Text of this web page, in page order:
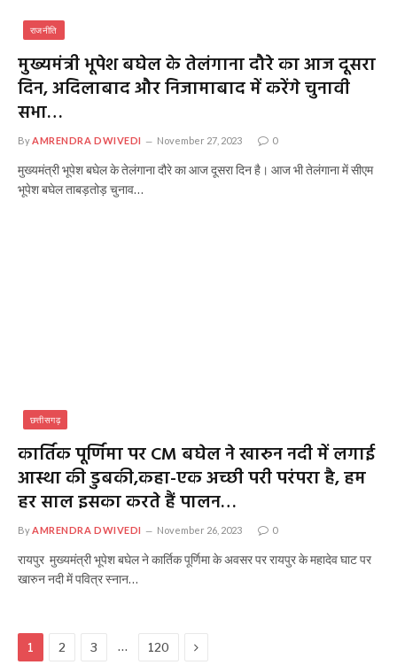
राजनीति
मुख्यमंत्री भूपेश बघेल के तेलंगाना दौरे का आज दूसरा
दिन, अदिलाबाद और निजामाबाद में करेंगे चुनावी
सभा…
ByAMRENDRA DWIVEDI November 27, 2023 0
मुख्यमंत्री भूपेश बघेल के तेलंगाना दौरे का आज दूसरा दिन है। आज भी तेलंगाना में सीएम
भूपेश बघेल ताबड़तोड़ चुनाव…
छत्तीसगढ़
कार्तिक पूर्णिमा पर CM बघेल ने खारुन नदी में लगाई
आस्था की डुबकी,कहा-एक अच्छी परी परंपरा है, हम
हर साल इसका करते हैं पालन…
By AMRENDRA DWIVEDI November 26, 2023 0
रायपुर मुख्यमंत्री भूपेश बघेल ने कार्तिक पूर्णिमा के अवसर पर रायपुर के महादेव घाट पर
खारुन नदी में पवित्र स्नान…
1 2 3 … 120 Next